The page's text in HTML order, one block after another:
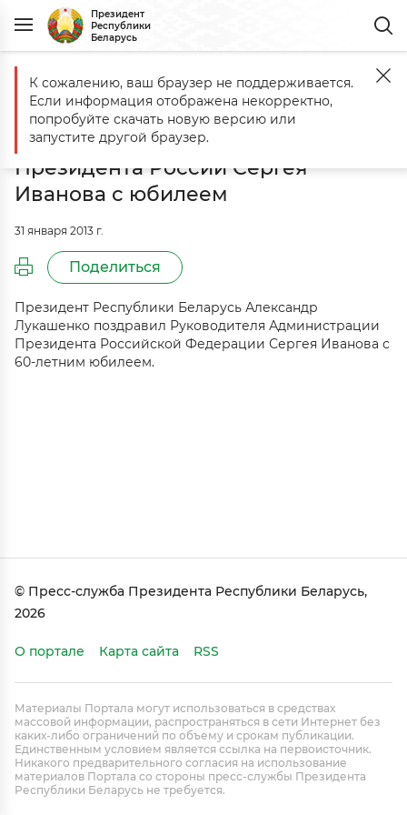
Президент
Республики
Беларусь
Главная События Александр Лукашенко поздравил
Александр Лукашенко поздравил
Руководителя Администрации
Президента России Сергея
Иванова с юбилеем
31 января 2013 г.
Поделиться
Президент Республики Беларусь Александр
Лукашенко поздравил Руководителя Администрации
Президента Российской Федерации Сергея Иванова с
60-летним юбилеем.
© Пресс-служба Президента Республики Беларусь,
2026
О портале Карта сайта RSS
Материалы Портала могут использоваться в средствах
массовой информации, распространяться в сети Интернет без
каких-либо ограничений по объему и срокам публикации.
Единственным условием является ссылка на первоисточник.
Никакого предварительного согласия на использование
материалов Портала со стороны пресс-службы Президента
Республики Беларусь не требуется.
К сожалению, ваш браузер не поддерживается.
Если информация отображена некорректно,
попробуйте скачать новую версию или
запустите другой браузер.